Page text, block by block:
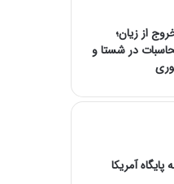
از زیان؛
در شستا و